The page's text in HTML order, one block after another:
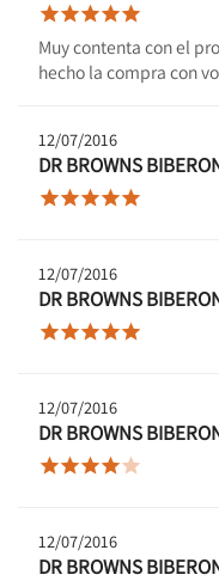

Muy contenta con el
hecho la compra con
12/07/2016
DR BROWNS

12/07/2016
DR BROWNS

12/07/2016
DR BROWNS

12/07/2016
DR BROWNS